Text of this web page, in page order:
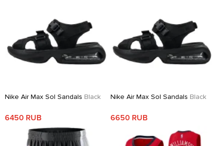
Nike Air Max Sol Sandals Black
6450 RUB
Nike Air Max Sol Sandals Black
6650 RUB